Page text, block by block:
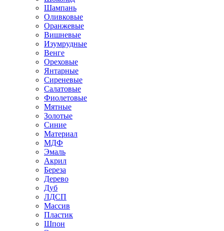
Шампань
Оливковые
Оранжевые
Вишневые
Изумрудные
Венге
Ореховые
Янтарные
Сиреневые
Салатовые
Фиолетовые
Мятные
Золотые
Синие
Материал
МДФ
Эмаль
Акрил
Береза
Дерево
Дуб
ЛДСП
Массив
Пластик
Шпон